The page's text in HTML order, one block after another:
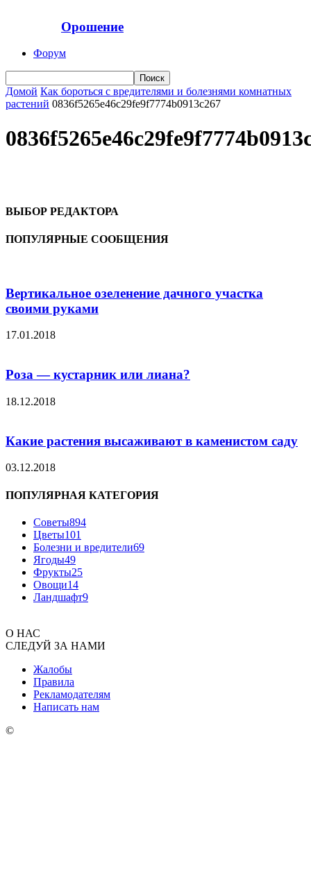
Орошение
Форум
Домой Как бороться с вредителями и болезнями комнатных
растений 0836f5265e46c29fe9f7774b0913c267
ВЫБОР РЕДАКТОРА
ПОПУЛЯРНЫЕ СООБЩЕНИЯ
Вертикальное озеленение дачного участка
своими руками
17.01.2018
Роза — кустарник или лиана?
18.12.2018
Какие растения высаживают в каменистом саду
03.12.2018
ПОПУЛЯРНАЯ КАТЕГОРИЯ
Советы894
Цветы101
Болезни и вредители69
Ягоды49
Фрукты25
Овощи14
Ландшафт9
О НАС
СЛЕДУЙ ЗА НАМИ
Жалобы
Правила
Рекламодателям
Написать нам
©